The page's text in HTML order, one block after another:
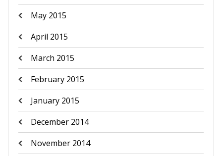
May 2015
April 2015
March 2015
February 2015
January 2015
December 2014
November 2014